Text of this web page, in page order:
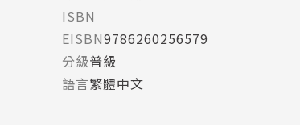
ISBN
EISBN9786260256579
分級普級
語言繁體中文